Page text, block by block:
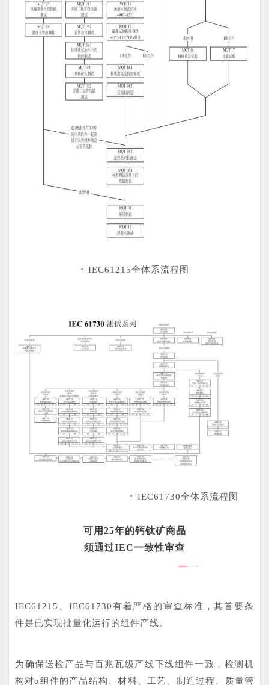
↑ IEC61215全体系流程图
↑ IEC61730全体系流程图
可用25年的钙钛矿商品
须通过IEC一致性审查
——
IEC61215、IEC61730有着严格的审查标准，其首要条
件是已实现批量化运行的组件产线。
为确保送检产品与百兆瓦级产线下线组件一致，检测机
构对α组件的产品结构、材料、工艺、制造过程、质量管